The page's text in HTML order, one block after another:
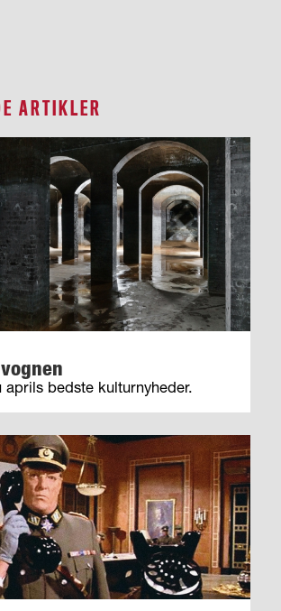
ARTIKLER
aprils bedste kulturnyheder.